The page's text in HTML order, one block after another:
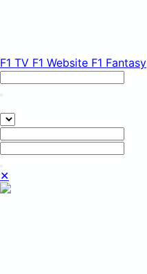
F1 TV F1 Website F1 Fantasy
✕